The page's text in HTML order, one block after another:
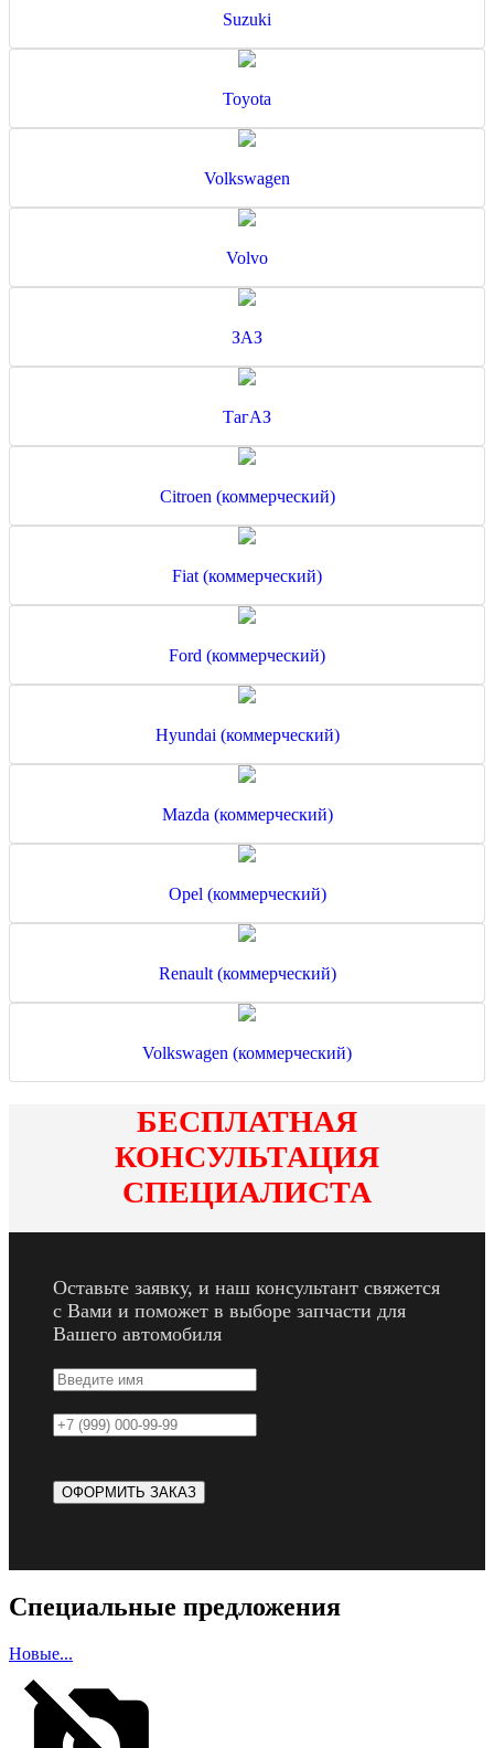
Suzuki
Toyota
Volkswagen
Volvo
ЗАЗ
ТагАЗ
Citroen (коммерческий)
Fiat (коммерческий)
Ford (коммерческий)
Hyundai (коммерческий)
Mazda (коммерческий)
Opel (коммерческий)
Renault (коммерческий)
Volkswagen (коммерческий)
БЕСПЛАТНАЯ
КОНСУЛЬТАЦИЯ
СПЕЦИАЛИСТА
Оставьте заявку, и наш консультант свяжется
с Вами и поможет в выборе запчасти для
Вашего автомобиля
Специальные предложения
Новые...